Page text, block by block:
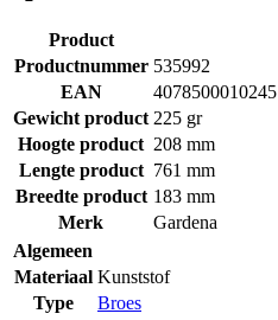
Product
Productnummer 535992
EAN
4078500010245
Gewicht product 225 gr
Hoogte product 208 mm
Lengte product 761 mm
Breedte product 183 mm
Merk
Gardena
Algemeen
Materiaal Kunststof
Type
Broes